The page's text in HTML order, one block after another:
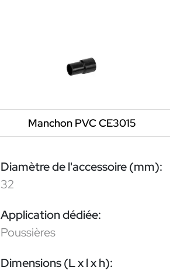
Manchon PVC CE3015
Diamètre de l'accessoire (mm):
32
Application dédiée:
Poussières
Dimensions (L x l x h):